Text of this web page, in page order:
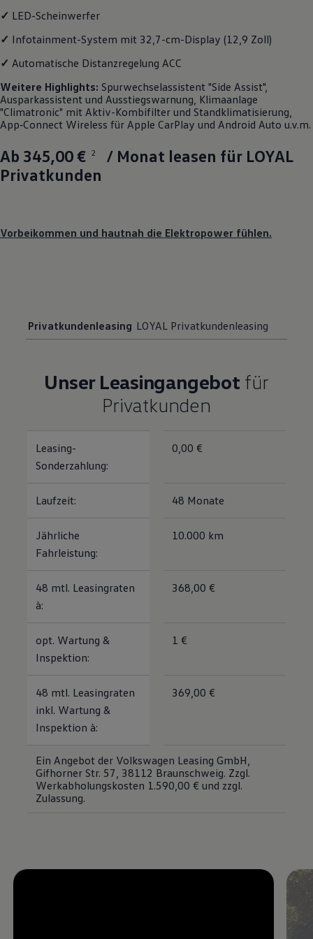
Magazin
Transport
Familie
Elektromobilität
Pannen- und Unfallhilfe
Volkswagen Kundenbetreuung
✓ LED-Scheinwerfer
✓ Infotainment-System mit 32,7-cm-Display (12,9 Zoll)
✓ Automatische Distanzregelung ACC
Weitere Highlights: Spurwechselassistent "Side Assist",
Ausparkassistent und Ausstiegswarnung, Klimaanlage
"Climatronic" mit Aktiv-Kombifilter und Standklimatisierung,
App‑Connect Wireless für Apple CarPlay und Android Auto u.v.m.
Ab 345,00 € 2
/ Monat leasen für LOYAL
Privatkunden
Vorbeikommen und hautnah die Elektropower fühlen.
Privatkundenleasing LOYAL Privatkundenleasing
Unser Leasingangebot für
Privatkunden
Leasing-
Sonderzahlung:
0,00 €
Laufzeit: 48 Monate
Jährliche
Fahrleistung:
10.000 km
48 mtl. Leasingraten
à:
368,00 €
opt. Wartung &
Inspektion:
1 €
48 mtl. Leasingraten
inkl. Wartung &
Inspektion à:
369,00 €
Ein Angebot der Volkswagen Leasing GmbH,
Gifhorner Str. 57, 38112 Braunschweig. Zzgl.
Werkabholungskosten 1.590,00 € und zzgl.
Zulassung.